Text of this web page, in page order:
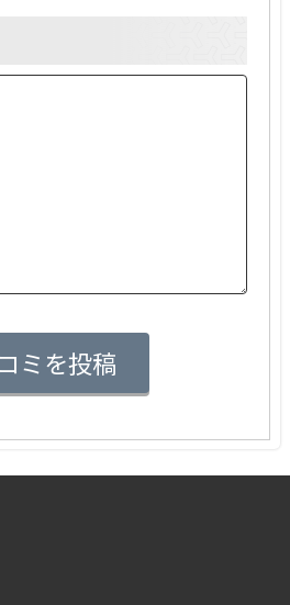
をしているため、あまり
あれば是非利用したいと